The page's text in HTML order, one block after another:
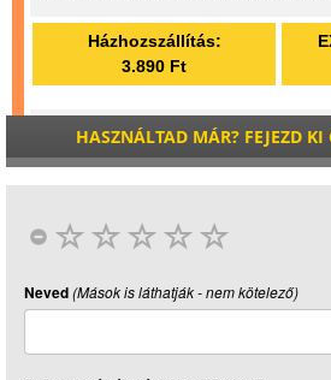
Házhozszállítás:
3.890 Ft
HASZNÁLTAD MÁR? FEJEZD
Neved(Mások is láthatják - nem kötelező)